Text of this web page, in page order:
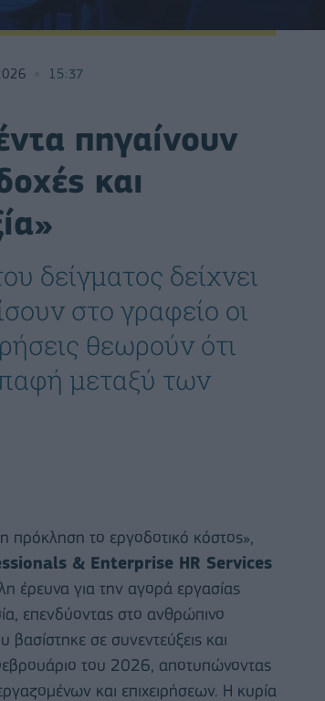
15:37
πηγαίνουν
και
δείγματος δείχνει
στο γραφείο οι
θεωρούν ότι
μεταξύ των
το εργοδοτικό κόστος»,
& Enterprise HR Services
έρευνα για την αγορά εργασίας
επενδύοντας στο ανθρώπινο
σε συνεντεύξεις και
του 2026, αποτυπώνοντας
και επιχειρήσεων. Η κυρία